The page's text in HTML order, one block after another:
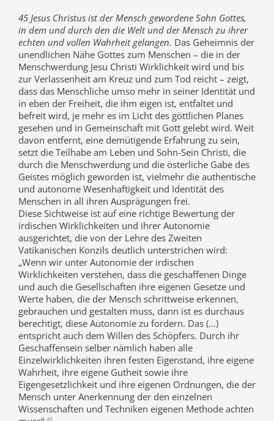
45 Jesus Christus ist der Mensch gewordene Sohn Gottes,
in dem und durch den die Welt und der Mensch zu ihrer
echten und vollen Wahrheit gelangen. Das Geheimnis der
unendlichen Nähe Gottes zum Menschen – die in der
Menschwerdung Jesu Christi Wirklichkeit wird und bis
zur Verlassenheit am Kreuz und zum Tod reicht – zeigt,
dass das Menschliche umso mehr in seiner Identität und
in eben der Freiheit, die ihm eigen ist, entfaltet und
befreit wird, je mehr es im Licht des göttlichen Planes
gesehen und in Gemeinschaft mit Gott gelebt wird. Weit
davon entfernt, eine demütigende Erfahrung zu sein,
setzt die Teilhabe am Leben und Sohn-Sein Christi, die
durch die Menschwerdung und die österliche Gabe des
Geistes möglich geworden ist, vielmehr die authentische
und autonome Wesenhaftigkeit und Identität des
Menschen in all ihren Ausprägungen frei.
Diese Sichtweise ist auf eine richtige Bewertung der
irdischen Wirklichkeiten und ihrer Autonomie
ausgerichtet, die von der Lehre des Zweiten
Vatikanischen Konzils deutlich unterstrichen wird:
„Wenn wir unter Autonomie der irdischen
Wirklichkeiten verstehen, dass die geschaffenen Dinge
und auch die Gesellschaften ihre eigenen Gesetze und
Werte haben, die der Mensch schrittweise erkennen,
gebrauchen und gestalten muss, dann ist es durchaus
berechtigt, diese Autonomie zu fordern. Das (…)
entspricht auch dem Willen des Schöpfers. Durch ihr
Geschaffensein selber nämlich haben alle
Einzelwirklichkeiten ihren festen Eigenstand, ihre eigene
Wahrheit, ihre eigene Gutheit sowie ihre
Eigengesetzlichkeit und ihre eigenen Ordnungen, die der
Mensch unter Anerkennung der den einzelnen
Wissenschaften und Techniken eigenen Methode achten